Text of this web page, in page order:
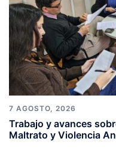
7 AGOSTO, 2026
Trabajo y avances
Maltrato y Violencia